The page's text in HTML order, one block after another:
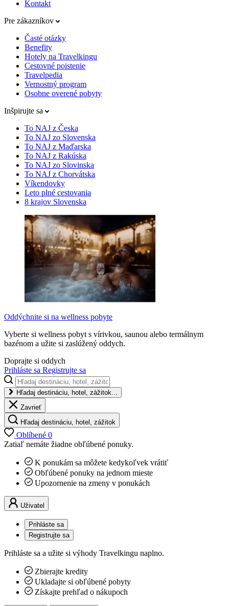
Kontakt
Pre zákazníkov
Časté otázky
Benefity
Hotely na Travelkingu
Cestovné poistenie
Travelpedia
Vernostný program
Osobne overené pobyty
Inšpirujte sa
To NAJ z Česka
To NAJ zo Slovenska
To NAJ z Maďarska
To NAJ z Rakúska
To NAJ zo Slovinska
To NAJ z Chorvátska
Víkendovky
Leto plné cestovania
8 krajov Slovenska
Oddýchnite si na wellness pobyte
Vyberte si wellness pobyt s vírivkou, saunou alebo termálnym
bazénom a užite si zaslúžený oddych.
Doprajte si oddych
Prihláste sa Registrujte sa
Hľadaj destináciu, hotel, zážitok...
Zavrieť
Hľadaj destináciu, hotel, zážitok
Oblíbené 0
Zatiaľ nemáte žiadne obľúbené ponuky.
K ponukám sa môžete kedykoľvek vrátiť
Obľúbené ponuky na jednom mieste
Upozornenie na zmeny v ponukách
Uživatel
Prihláste sa
Registrujte sa
Prihláste sa a užite si výhody Travelkingu naplno.
Zbierajte kredity
Ukladajte si obľúbené pobyty
Získajte prehľad o nákupoch